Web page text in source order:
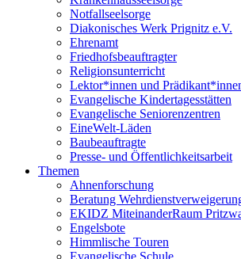
Notfallseelsorge
Diakonisches Werk Prignitz e.V.
Ehrenamt
Friedhofsbeauftragter
Religionsunterricht
Lektor*innen und
Evangelische Kindertagesstätten
Evangelische Seniorenzentren
EineWelt-Läden
Baubeauftragte
Presse- und Öffentlichkeitsarbeit
Themen
Ahnenforschung
Beratung
EKIDZ MiteinanderRaum
Engelsbote
Himmlische Touren
Evangelische Schule